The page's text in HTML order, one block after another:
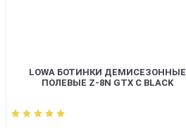
LOWA БОТИНКИ ДЕМИСЕЗОННЫЕ
ПОЛЕВЫЕ Z-8N GTX C BLACK